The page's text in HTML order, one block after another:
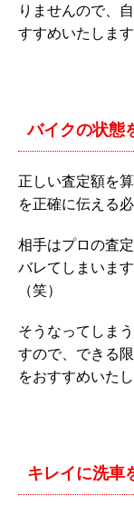
りませんので、
すすめいたします
バイクの状態
正しい査定額を
を正確に伝える
相手はプロの査
バレてしまいま
（笑）
そうなってしま
すので、できる
をおすすめいたし
キレイに洗車